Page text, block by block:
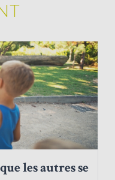
les autres se